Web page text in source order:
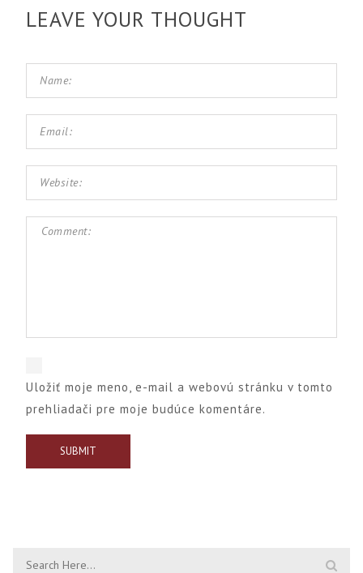
LEAVE YOUR THOUGHT
Uložiť moje meno, e-mail a webovú stránku v tomto
prehliadači pre moje budúce komentáre.